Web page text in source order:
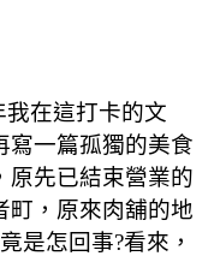
在這打卡的文
寫一篇孤獨的美食
原先已結束營業的
町，原來肉舖的地
是怎回事?看來，